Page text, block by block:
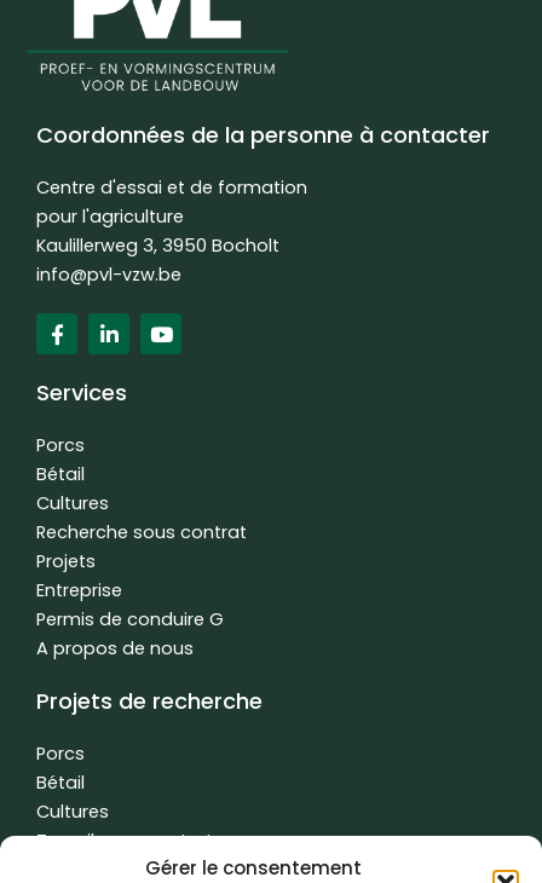
Gérer le consentement
Coordonnées de la personne à contacter
Centre d'essai et de formation
pour l'agriculture
Kaulillerweg 3, 3950 Bocholt
info@pvl-vzw.be
F
a
c
e
b
o
k
f
L
i
n
k
e
i
n
Y
o
u
Services
Porcs
Bétail
Cultures
Recherche sous contrat
Projets
Entreprise
Permis de conduire G
A propos de nous
Projets de recherche
Porcs
Bétail
Cultures
Travail sous contrat